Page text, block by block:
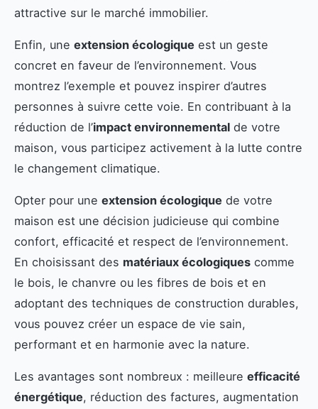
attractive sur le marché immobilier.
Enfin, une extension écologique est un geste
concret en faveur de l’environnement. Vous
montrez l’exemple et pouvez inspirer d’autres
personnes à suivre cette voie. En contribuant à la
réduction de l’impact environnemental de votre
maison, vous participez activement à la lutte contre
le changement climatique.
Opter pour une extension écologique de votre
maison est une décision judicieuse qui combine
confort, efficacité et respect de l’environnement.
En choisissant des matériaux écologiques comme
le bois, le chanvre ou les fibres de bois et en
adoptant des techniques de construction durables,
vous pouvez créer un espace de vie sain,
performant et en harmonie avec la nature.
Les avantages sont nombreux : meilleure efficacité
énergétique, réduction des factures, augmentation